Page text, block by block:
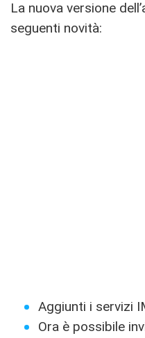
La nuova versione
seguenti novità:
Aggiunti i servizi
Ora è possibile